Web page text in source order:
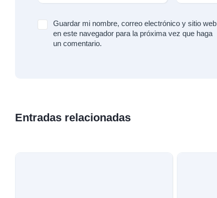
Guardar mi nombre, correo electrónico y sitio web
en este navegador para la próxima vez que haga
un comentario.
Entradas relacionadas